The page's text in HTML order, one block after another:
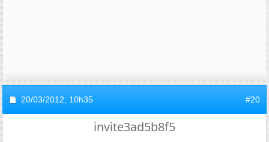
20/03/2012, 10h35 #20
invite3ad5b8f5